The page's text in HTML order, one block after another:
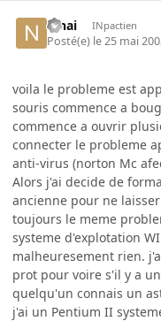
nihai INpactien
Posté(e) le 25 mai
voila le probleme est
souris commence a
commence a ouvrir
connecter le probleme
anti-virus (norton Mc
Alors j'ai decide de
ancienne pour ne
toujours le meme
systeme d'explotation
malheuresement rien.
prot pour voire s'il y a
quelqu'un connais un
j'ai un Pentium II